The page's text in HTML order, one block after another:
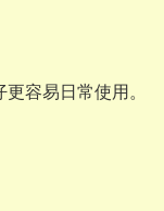
容易日常使用。